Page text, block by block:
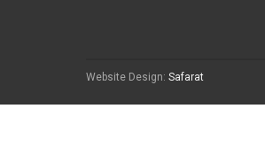
Website Design: Safarat